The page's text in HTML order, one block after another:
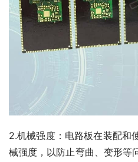
2.机械强度：电路板在装配和
械强度，以防止弯曲、变形等